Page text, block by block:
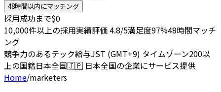
48時間以内にマッチング
採用成功まで$0
10,000件以上の採用実績評価 4.8/5満足度97%48時間マッチ
ング
競争力のあるテック給与JST (GMT+9) タイムゾーン200以
上の国籍日本全国🇯🇵 日本全国の企業にサービス提供
Home/marketers